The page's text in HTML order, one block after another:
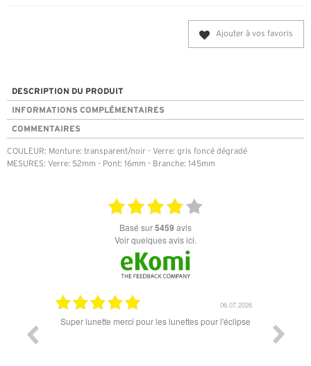
Ajouter à vos favoris
DESCRIPTION DU PRODUIT
INFORMATIONS COMPLÉMENTAIRES
COMMENTAIRES
COULEUR: Monture: transparent/noir - Verre: gris foncé dégradé
MESURES: Verre: 52mm - Pont: 16mm - Branche: 145mm
basé sur5459 avis
Voir quelques avis ici.
06.07.2026
Super lunette merci pour les lunettes pour l'éclipse